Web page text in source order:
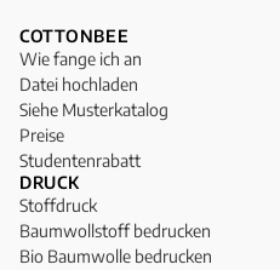
COTTONBEE
Wie fange ich an
Datei hochladen
Siehe Musterkatalog
Preise
Studentenrabatt
DRUCK
Stoffdruck
Baumwollstoff bedrucken
Bio Baumwolle bedrucken